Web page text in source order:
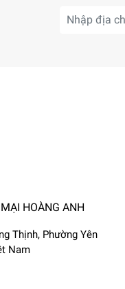
HOÀNG ANH
Thịnh, Phường Yên
Nam